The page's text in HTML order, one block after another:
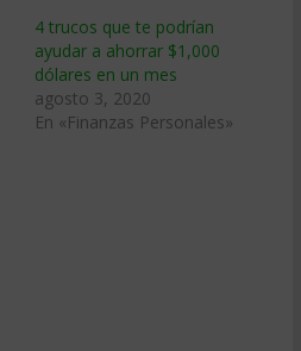
4 trucos que te podrían
ayudar a ahorrar $1,000
dólares en un mes
agosto 3, 2020
En «Finanzas Personales»